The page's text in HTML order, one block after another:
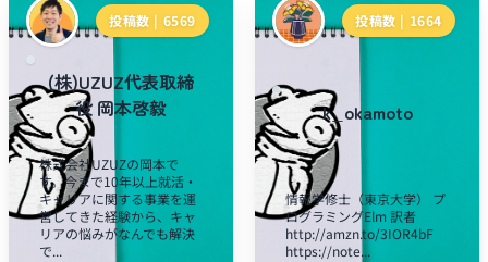
投稿数 | 6569
(株)UZUZ代表取締
役 岡本啓毅
株式会社UZUZの岡本で
す。今まで10年以上就活・
キャリアに関する事業を運
営してきた経験から、キャ
リアの悩みがなんでも解決
で...
投稿数 | 1664
k_okamoto
情報学修士（東京大学） プ
ログラミングElm 訳者
http://amzn.to/3IOR4bF
https://note...